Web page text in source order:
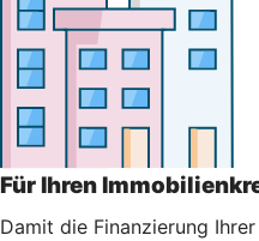
Für Ihren
Damit die Finanzierung